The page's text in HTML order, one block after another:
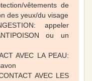
vêtements de
des yeux/du visage
appeler
ou un
AVEC LA PEAU:
AVEC LES